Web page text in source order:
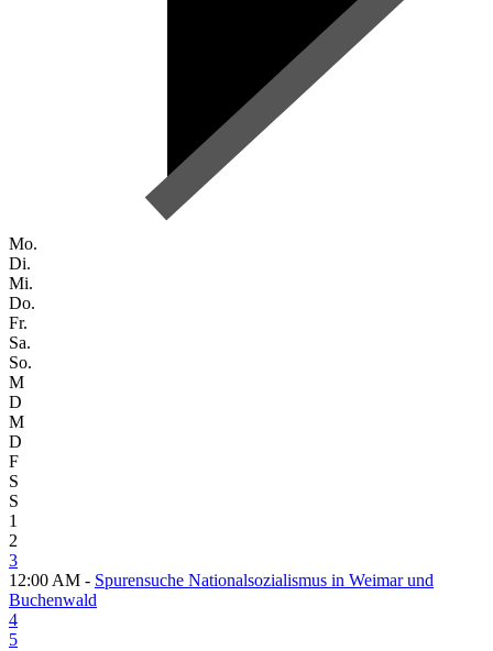
Mo.
Di.
Mi.
Do.
Fr.
Sa.
So.
M
D
M
D
F
S
S
1
2
3
12:00 AM - Spurensuche Nationalsozialismus in Weimar und
Buchenwald
4
5